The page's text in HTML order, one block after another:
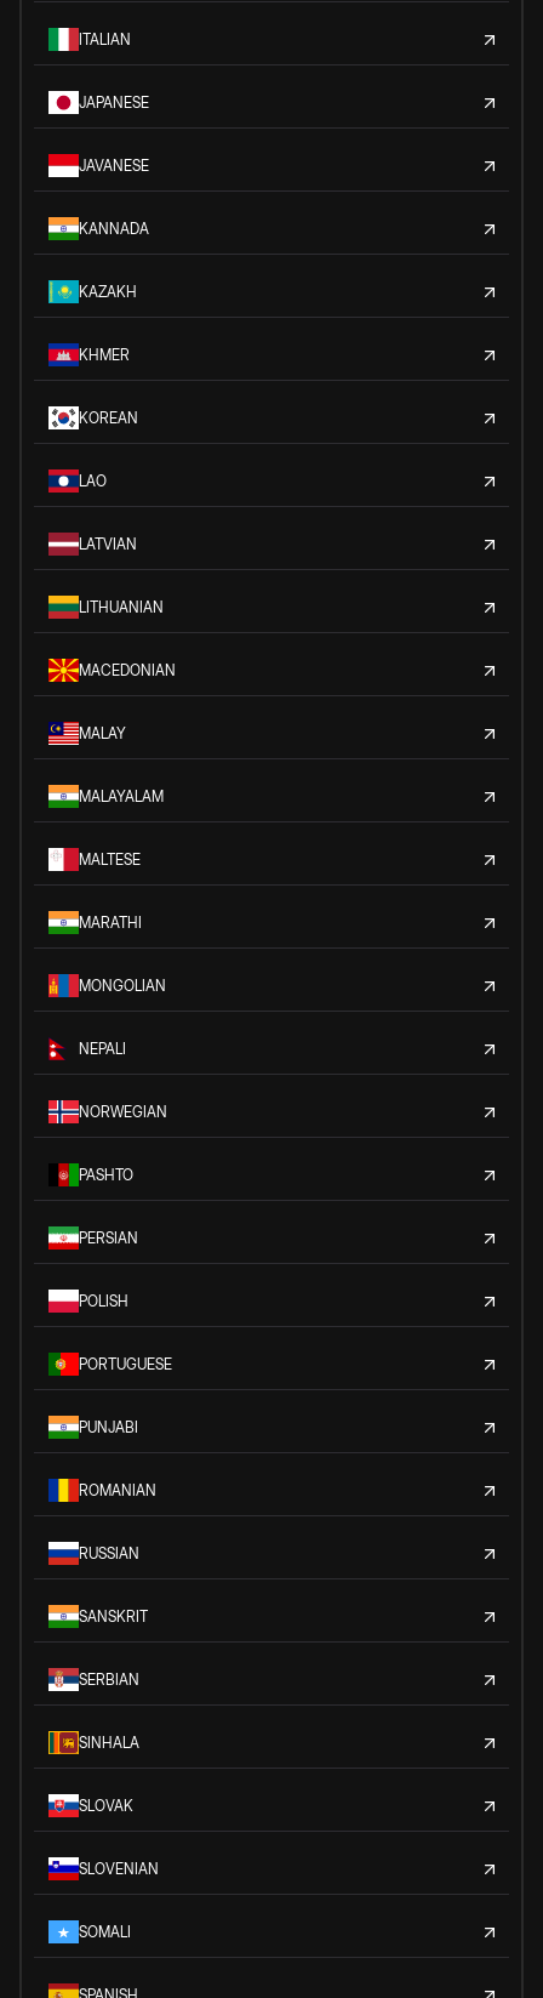
ITALIAN
JAPANESE
JAVANESE
KANNADA
KAZAKH
KHMER
KOREAN
LAO
LATVIAN
LITHUANIAN
MACEDONIAN
MALAY
MALAYALAM
MALTESE
MARATHI
MONGOLIAN
NEPALI
NORWEGIAN
PASHTO
PERSIAN
POLISH
PORTUGUESE
PUNJABI
ROMANIAN
RUSSIAN
SANSKRIT
SERBIAN
SINHALA
SLOVAK
SLOVENIAN
SOMALI